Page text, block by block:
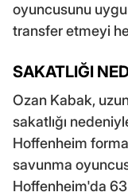
oyuncusunu
transfer etmeyi
SAKATLIĞI
Ozan Kabak,
sakatlığı
Hoffenheim
savunma
Hoffenheim'da 63